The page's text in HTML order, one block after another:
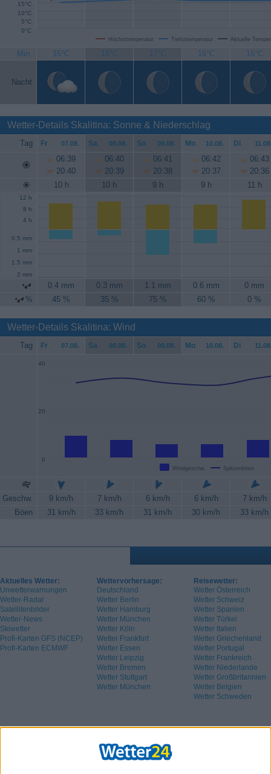
Höchsttemperatur Tiefsttemperatur Aktuelle
0°C
5°C
10°C
15°C
Min. 15°C 16°C 17°C 16°C 16°C
Nacht
Wetter-Details Skalitina: Sonne & Niederschlag
Tag Fr. 07.08. Sa. 08.08. So. 09.08. Mo. 10.08. Di.
06:39
20:40
06:40
20:39
06:41
20:38
06:42
20:37
06:43
20:36
10 h
10 h 9 h 9 h 11 h
4 h
8 h
12 h
0.5 mm
1 mm
1.5 mm
2 mm
0.4 mm 0.3 mm 1.1 mm 0.6 mm
0 mm
%
45 % 35 % 75 % 60 % 0 %
Wetter-Details Skalitina: Wind
Tag Fr. 07.08. Sa. 08.08. So. 09.08. Mo. 10.08. Di.
Windgeschw. Spitzenböen
0
20
40
Geschw. 9 km/h 7 km/h 6 km/h 6 km/h
7 km/h
Böen
31 km/h 33 km/h 31 km/h 30 km/h 33 km/h
Aktuelles Wetter:
Unwetterwarnungen
Wetter-Radar
Satellitenbilder
Wetter-News
Skiwetter
Profi-Karten GFS (NCEP)
Profi-Karten ECMWF
Wettervorhersage:
Deutschland
Wetter Berlin
Wetter Hamburg
Wetter München
Wetter Köln
Wetter Frankfurt
Wetter Essen
Wetter Leipzig
Wetter Bremen
Wetter Stuttgart
Wetter München
Reisewetter:
Wetter Österreich
Wetter Schweiz
Wetter Spanien
Wetter Türkei
Wetter Italien
Wetter Griechenland
Wetter Portugal
Wetter Frankreich
Wetter Niederlande
Wetter Großbritannien
Wetter Belgien
Wetter Schweden